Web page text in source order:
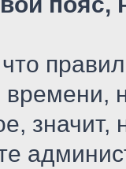
значит,